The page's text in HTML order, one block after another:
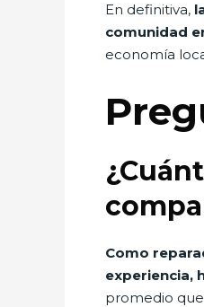
En definitiva,
comunidad
economía
Como
experiencia,
promedio que